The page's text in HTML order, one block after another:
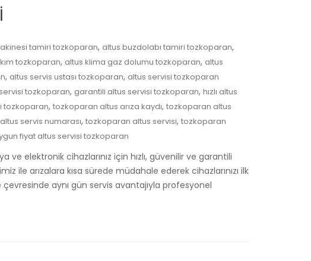
tamiri tozkoparan, altus buzdolabı tamiri tozkoparan,
tozkoparan, altus klima gaz dolumu tozkoparan, altus
, altus servis ustası tozkoparan, altus servisi tozkoparan
tozkoparan, garantili altus servisi tozkoparan, hızlı altus
tozkoparan, tozkoparan altus arıza kaydı, tozkoparan altus
servis numarası, tozkoparan altus servisi, tozkoparan
fiyat altus servisi tozkoparan
elektronik cihazlarınız için hızlı, güvenilir ve garantili
ile arızalara kısa sürede müdahale ederek cihazlarınızı ilk
aynı gün servis avantajıyla profesyonel